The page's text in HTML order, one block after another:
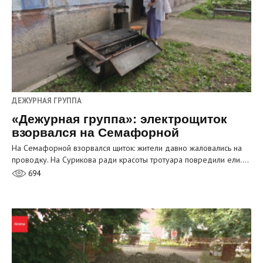
ДЕЖУРНАЯ ГРУППА
«Дежурная группа»: электрощиток
взорвался на Семафорной
На Семафорной взорвался щиток: жители давно жаловались на
проводку. На Сурикова ради красоты тротуара повредили ели.…
694